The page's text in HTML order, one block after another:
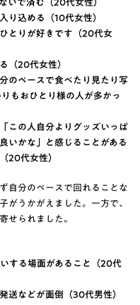
いで済む（20代女性）
り込める（10代女性）
とりが好きです（20代女
（20代女性）
のペースで食べたり見たり写
もおひとり様の人が多かっ
この人自分よりグッズいっぱ
いかな」と感じることがある
20代女性）
自分のペースで回れることな
がうかがえました。一方で、
せられました。
する場面があること（20代
送などが面倒（30代男性）